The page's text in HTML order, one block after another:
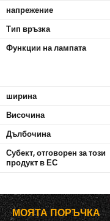
напрежение
Тип връзка
Функции на лампата
ширина
Височина
Дълбочина
Субект, отговорен за този
продукт в ЕС
МОЯТА ПОРЪЧКА